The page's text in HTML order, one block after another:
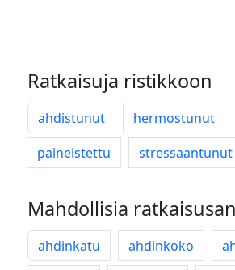
Ratkaisuja ristikkoon
ahdistunut
hermostunut
paineistettu
stressaantunut
Mahdollisia
ahdinkatu ahdinkoko